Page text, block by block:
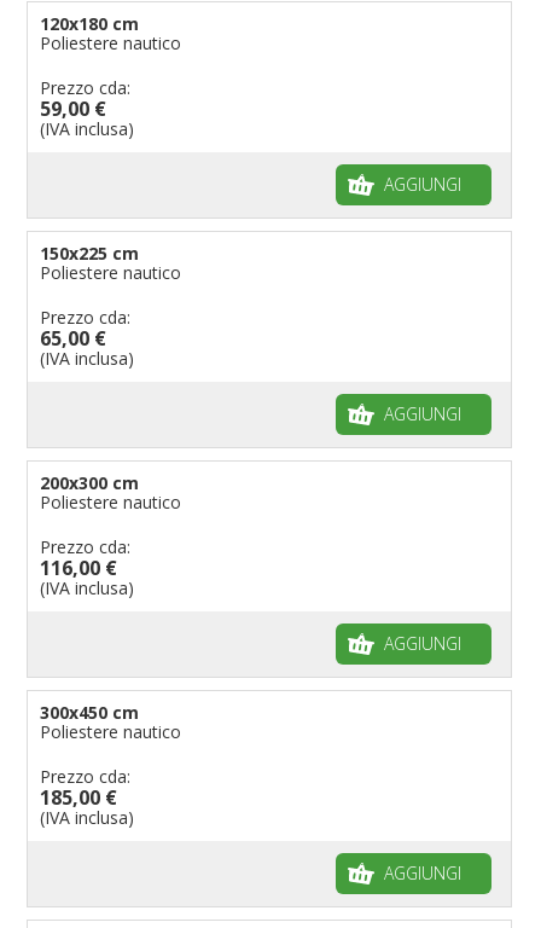
120x180 cm
Poliestere nautico
Prezzo cda:
59,00 €
(IVA inclusa)
AGGIUNGI
150x225 cm
Poliestere nautico
Prezzo cda:
65,00 €
(IVA inclusa)
AGGIUNGI
200x300 cm
Poliestere nautico
Prezzo cda:
116,00 €
(IVA inclusa)
AGGIUNGI
300x450 cm
Poliestere nautico
Prezzo cda:
185,00 €
(IVA inclusa)
AGGIUNGI